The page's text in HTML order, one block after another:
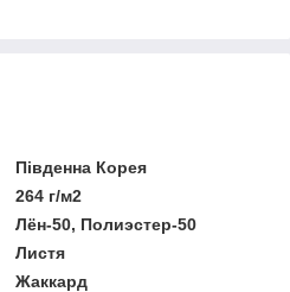
Південна Корея
264 г/м2
Лён-50, Полиэстер-50
Листя
Жаккард